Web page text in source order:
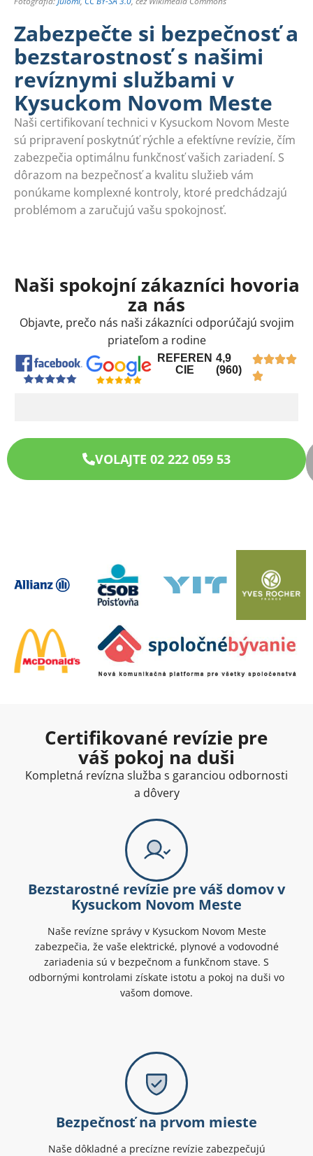
Zabezpečte si bezpečnosť a
bezstarostnosť s našimi
revíznymi službami v
Kysuckom Novom Meste
Naši certifikovaní technici v Kysuckom Novom Meste
sú pripravení poskytnúť rýchle a efektívne revízie, čím
zabezpečia optimálnu funkčnosť vašich zariadení. S
dôrazom na bezpečnosť a kvalitu služieb vám
ponúkame komplexné kontroly, ktoré predchádzajú
problémom a zaručujú vašu spokojnosť.
Naši spokojní zákazníci hovoria
za nás
Objavte, prečo nás naši zákazníci odporúčajú svojim
priateľom a rodine
REFEREN
CIE
4,9
(960)
VOLAJTE 02 222 059 53
Certifikované revízie pre
váš pokoj na duši
Kompletná revízna služba s garanciou odbornosti
a dôvery
Bezstarostné revízie pre váš domov v
Kysuckom Novom Meste
Naše revízne správy v Kysuckom Novom Meste
zabezpečia, že vaše elektrické, plynové a vodovodné
zariadenia sú v bezpečnom a funkčnom stave. S
odbornými kontrolami získate istotu a pokoj na duši vo
vašom domove.
Bezpečnosť na prvom mieste
Naše dôkladné a precízne revízie zabezpečujú